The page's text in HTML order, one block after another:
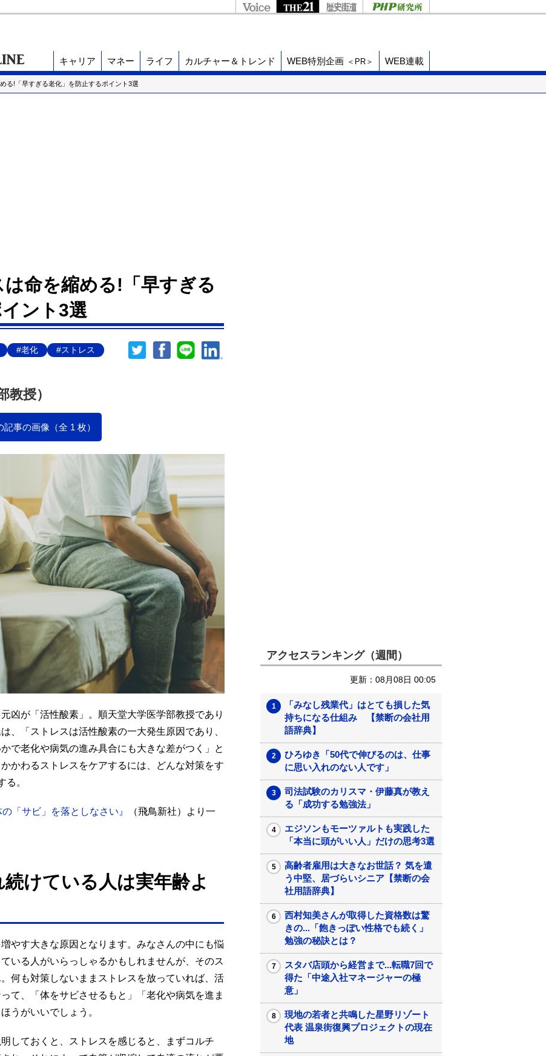
キャリア マネー ライフ カルチャー＆トレンド WEB特別企画 ＜PR＞ WEB連載
る!「早すぎる老化」を防止するポイント3選
命を縮める!「早すぎる
ント3選
#老化 #ストレス
教授）
記事の画像（全 1 枚）
凶が「活性酸素」。順天堂大学医学部教授であり
、「ストレスは活性酸素の一大発生原因であり、
で老化や病気の進み具合にも大きな差がつく」と
かわるストレスをケアするには、どんな対策をす
る。
の「サビ」を落としなさい』
（飛鳥新社）より一
けている人は実年齢よ
やす大きな原因となります。みなさんの中にも悩
いる人がいらっしゃるかもしれませんが、そのス
何も対策しないままストレスを放っていれば、活
て、「体をサビさせるもと」「老化や病気を進ま
うがいいでしょう。
しておくと、ストレスを感じると、まずコルチ
アクセスランキング（週間）
更新：08月08日 00:05
「みなし残業代」はとても損した気
持ちになる仕組み 【禁断の会社用
語辞典】
ひろゆき「50代で伸びるのは、仕事
に思い入れのない人です」
司法試験のカリスマ・伊藤真が教え
る「成功する勉強法」
エジソンもモーツァルトも実践した
「本当に頭がいい人」だけの思考3選
高齢者雇用は大きなお世話？ 気を遣
う中堅、居づらいシニア【禁断の会
社用語辞典】
西村知美さんが取得した資格数は驚
きの...「飽きっぽい性格でも続く」
勉強の秘訣とは？
スタバ店頭から経営まで...転職7回で
得た「中途入社マネージャーの極
意」
現地の若者と共鳴した星野リゾート
代表 温泉街復興プロジェクトの現在
地